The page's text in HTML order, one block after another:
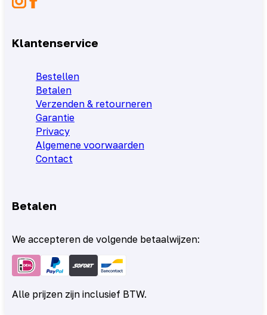
Klantenservice
Bestellen
Betalen
Verzenden & retourneren
Garantie
Privacy
Algemene voorwaarden
Contact
Betalen
We accepteren de volgende betaalwijzen:
Alle prijzen zijn inclusief BTW.